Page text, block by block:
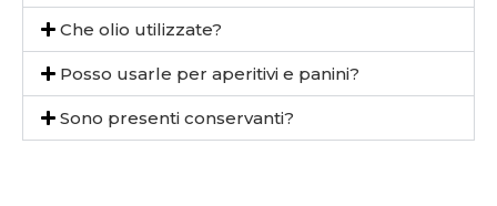
Che olio utilizzate?
Posso usarle per aperitivi e panini?
Sono presenti conservanti?